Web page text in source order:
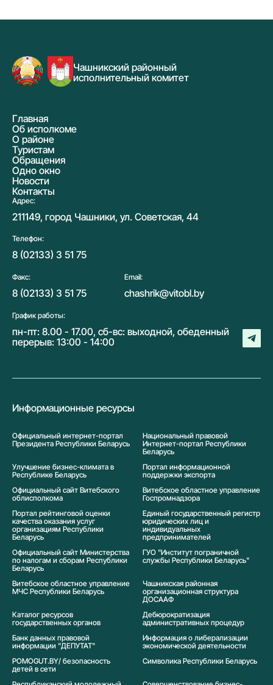
Чашникский районный
исполнительный комитет
Главная
Об исполкоме
О районе
Туристам
Обращения
Одно окно
Новости
Контакты
Адрес:
211149, город Чашники, ул. Советская, 44
Телефон:
8 (02133) 3 51 75
Факс:
8 (02133) 3 51 75
Email:
chashrik@vitobl.by
График работы:
пн-пт: 8.00 - 17.00, сб-вс: выходной, обеденный
перерыв: 13:00 - 14:00
Информационные ресурсы
Официальный интернет-портал
Президента Республики Беларусь
Национальный правовой
Интернет-портал Республики
Беларусь
Улучшение бизнес-климата в
Республике Беларусь
Портал информационной
поддержки экспорта
Официальный сайт Витебского
облисполкома
Витебское областное управление
Госпромнадзора
Портал рейтинговой оценки
качества оказания услуг
организациям Республики
Беларусь
Единый государственный регистр
юридических лиц и
индивидуальных
предпринимателей
Официальный сайт Министерства
по налогам и сборам Республики
Беларусь
ГУО "Институт пограничной
службы Республики Беларусь"
Витебское областное управление
МЧС Республики Беларусь
Чашникская районная
организационная структура
ДОСААФ
Каталог ресурсов
государственных органов
Дебюрократизация
административных процедур
Банк данных правовой
информации "ДЕПУТАТ"
Информация о либерализации
экономической деятельности
POMOGUT.BY/ безопасность
детей в сети
Символика Реcпублики Беларусь